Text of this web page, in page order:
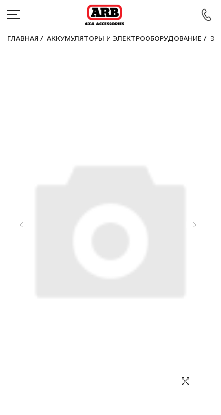
Войти
ГЛАВНАЯ / АККУМУЛЯТОРЫ И ЭЛЕКТРООБОРУДОВАНИЕ /